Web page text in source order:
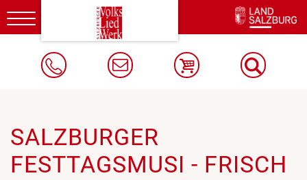
Toggle
navigation
SALZBURGER
FESTTAGSMUSI - FRISCH